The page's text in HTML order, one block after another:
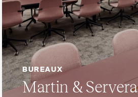
BUREAUX
Martin &Servera